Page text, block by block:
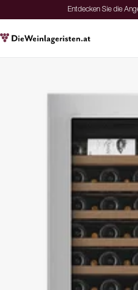
Entdecken Sie die